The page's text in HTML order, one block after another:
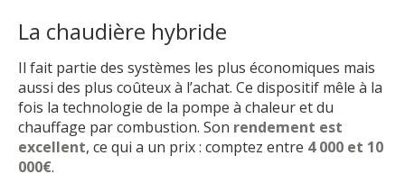
La chaudière hybride
Il fait partie des systèmes les plus économiques mais
aussi des plus coûteux à l’achat. Ce dispositif mêle à la
fois la technologie de la pompe à chaleur et du
chauffage par combustion. Son rendement est
excellent, ce qui a un prix : comptez entre 4 000 et 10
000€.